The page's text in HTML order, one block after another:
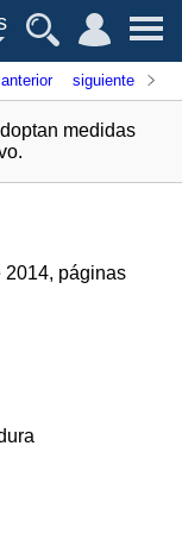
anterior siguiente
medidas
2014, páginas